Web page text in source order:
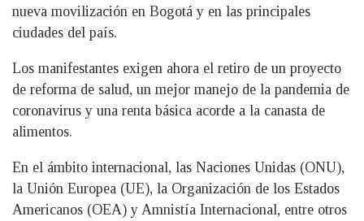
nueva movilización en Bogotá y en las principales
ciudades del país.
Los manifestantes exigen ahora el retiro de un proyecto
de reforma de salud, un mejor manejo de la pandemia de
coronavirus y una renta básica acorde a la canasta de
alimentos.
En el ámbito internacional, las Naciones Unidas (ONU),
la Unión Europea (UE), la Organización de los Estados
Americanos (OEA) y Amnistía Internacional, entre otros